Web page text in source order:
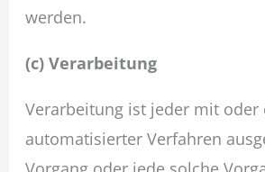
werden.
(c) Verarbeitung
Verarbeitung ist jeder mit oder
automatisierter Verfahren